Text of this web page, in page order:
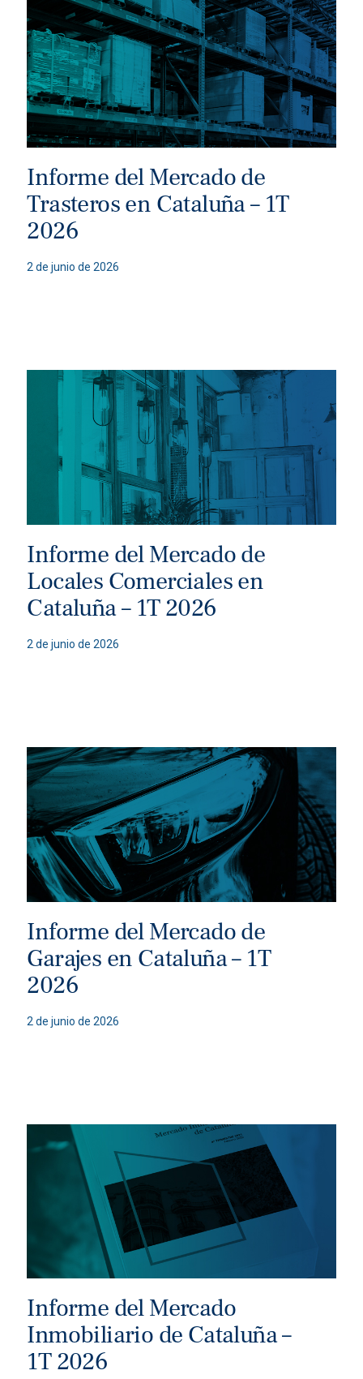
Informe del Mercado de
Trasteros en Cataluña – 1T
2026
2 de junio de 2026
Informe del Mercado de
Locales Comerciales en
Cataluña – 1T 2026
2 de junio de 2026
Informe del Mercado de
Garajes en Cataluña – 1T
2026
2 de junio de 2026
Informe del Mercado
Inmobiliario de Cataluña –
1T 2026